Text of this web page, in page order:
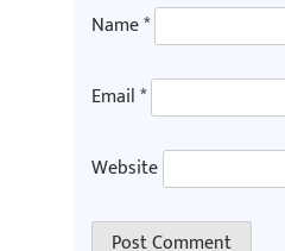
Name*
Email*
Website